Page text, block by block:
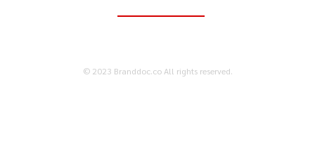
© 2023 Branddoc.co All rights reserved.